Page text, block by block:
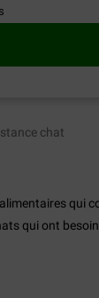
chat
qui
qui ont